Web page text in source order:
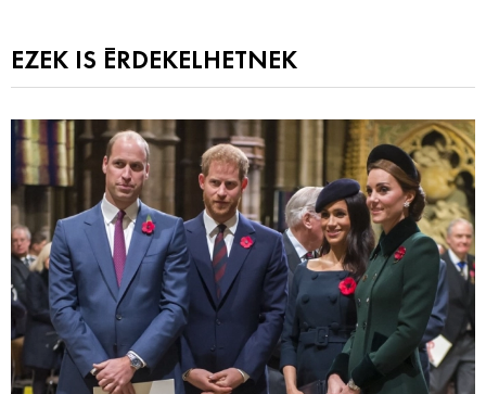
EZEK IS ÉRDEKELHETNEK